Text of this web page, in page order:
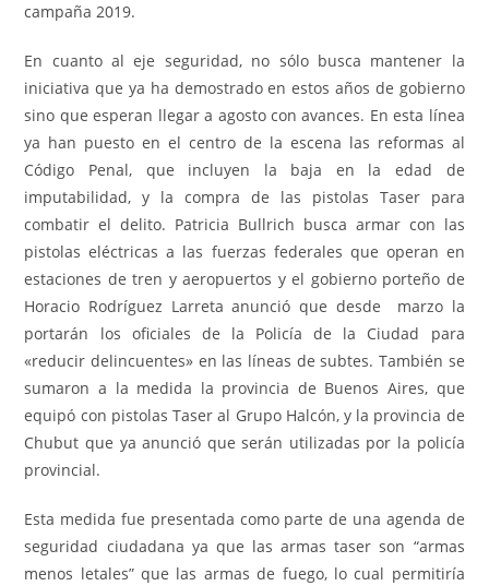
campaña 2019.
En cuanto al eje seguridad, no sólo busca mantener la
iniciativa que ya ha demostrado en estos años de gobierno
sino que esperan llegar a agosto con avances. En esta línea
ya han puesto en el centro de la escena las reformas al
Código Penal, que incluyen la baja en la edad de
imputabilidad, y la compra de las pistolas Taser para
combatir el delito. Patricia Bullrich busca armar con las
pistolas eléctricas a las fuerzas federales que operan en
estaciones de tren y aeropuertos y el gobierno porteño de
Horacio Rodríguez Larreta anunció que desde marzo la
portarán los oficiales de la Policía de la Ciudad para
«reducir delincuentes» en las líneas de subtes. También se
sumaron a la medida la provincia de Buenos Aires, que
equipó con pistolas Taser al Grupo Halcón, y la provincia de
Chubut que ya anunció que serán utilizadas por la policía
provincial.
Esta medida fue presentada como parte de una agenda de
seguridad ciudadana ya que las armas taser son “armas
menos letales” que las armas de fuego, lo cual permitiría